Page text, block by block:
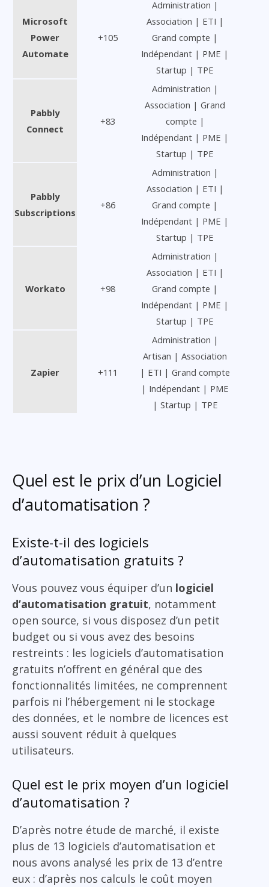
Microsoft
Power
Automate
+105
Administration |
Association | ETI |
Grand compte |
Indépendant | PME |
Startup | TPE
Pabbly
Connect
+83
Administration |
Association | Grand
compte |
Indépendant | PME |
Startup | TPE
Pabbly
Subscriptions
+86
Administration |
Association | ETI |
Grand compte |
Indépendant | PME |
Startup | TPE
Workato +98
Administration |
Association | ETI |
Grand compte |
Indépendant | PME |
Startup | TPE
Zapier +111
Administration |
Artisan | Association
| ETI | Grand compte
| Indépendant | PME
| Startup | TPE
Quel est le prix d’un Logiciel
d’automatisation ?
Existe-t-il des logiciels
d’automatisation gratuits ?
Vous pouvez vous équiper d’un logiciel
d’automatisation gratuit, notamment
open source, si vous disposez d’un petit
budget ou si vous avez des besoins
restreints : les logiciels d’automatisation
gratuits n’offrent en général que des
fonctionnalités limitées, ne comprennent
parfois ni l’hébergement ni le stockage
des données, et le nombre de licences est
aussi souvent réduit à quelques
utilisateurs.
Quel est le prix moyen d’un logiciel
d’automatisation ?
D’après notre étude de marché, il existe
plus de 13 logiciels d’automatisation et
nous avons analysé les prix de 13 d’entre
eux : d’après nos calculs le coût moyen